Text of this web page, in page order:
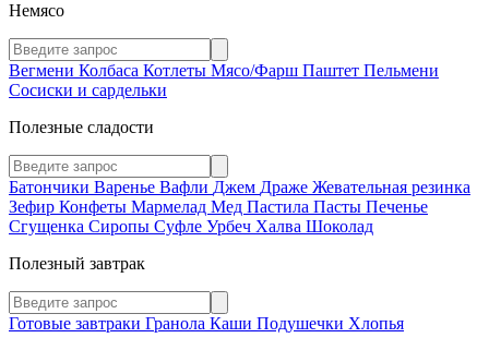
Немясо
Вегмени Колбаса Котлеты Мясо/Фарш Паштет Пельмени
Сосиски и сардельки
Полезные сладости
Батончики Варенье Вафли Джем Драже Жевательная резинка
Зефир Конфеты Мармелад Мед Пастила Пасты Печенье
Сгущенка Сиропы Суфле Урбеч Халва Шоколад
Полезный завтрак
Готовые завтраки Гранола Каши Подушечки Хлопья